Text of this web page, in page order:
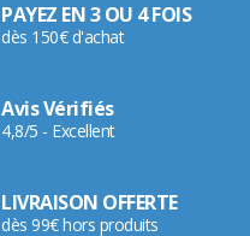
PAYEZ EN 3 OU 4 FOIS
dès 150€ d'achat
Avis Vérifiés
4,8/5 - Excellent
LIVRAISON OFFERTE
dès 99€ hors produits